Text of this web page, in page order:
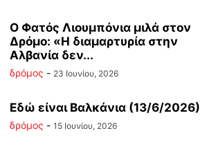
Ο Φατός Λιουμπόνια μιλά στον
Δρόμο: «Η διαμαρτυρία στην
Αλβανία δεν...
δρόμος - 23 Ιουνίου, 2026
Εδώ είναι Βαλκάνια (13/6/2026)
δρόμος - 15 Ιουνίου, 2026